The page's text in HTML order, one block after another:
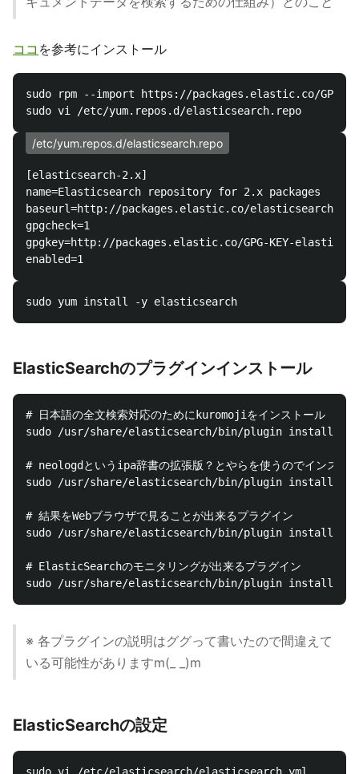
ココ を参考にインストール
sudo rpm --import https://packages.elastic.co/GPG-
/etc/yum.repos.d/elasticsearch.repo
[elasticsearch-2.x]
name=Elasticsearch repository for 2.x packages
baseurl=http://packages.elastic.co/elasticsearch/
gpgcheck=1
gpgkey=http://packages.elastic.co/GPG-KEY-
ElasticSearchのプラグインインストール
# 日本語の全文検索対応のためにkuromojiをインストール
sudo /usr/share/elasticsearch/bin/plugin install
# neologdというipa辞書の拡張版？とやらを使うのでインスト
sudo /usr/share/elasticsearch/bin/plugin install
# 結果をWebブラウザで見ることが出来るプラグイン
sudo /usr/share/elasticsearch/bin/plugin install
# ElasticSearchのモニタリングが出来るプラグイン
※ 各プラグインの説明はググって書いたので間違えて
いる可能性がありますm(_ _)m
ElasticSearchの設定